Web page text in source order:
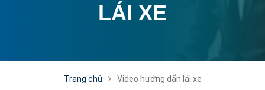
LÁI XE
Trang chủ Video hướng dẩn lái xe